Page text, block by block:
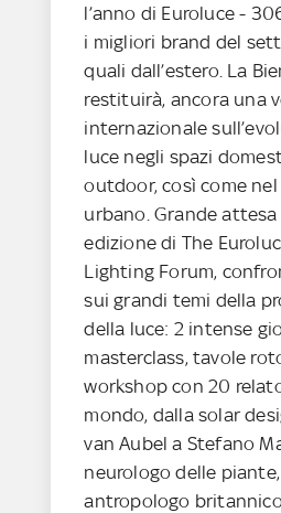
l’anno di Euroluce -
i migliori brand del
quali dall’estero. La
restituirà, ancora una
internazionale
luce negli spazi
outdoor, così come
urbano. Grande
edizione di The
Lighting Forum,
sui grandi temi della
della luce: 2 intense
masterclass, tavole
workshop con 20
mondo, dalla solar
van Aubel a Stefano
neurologo delle
antropologo britannico